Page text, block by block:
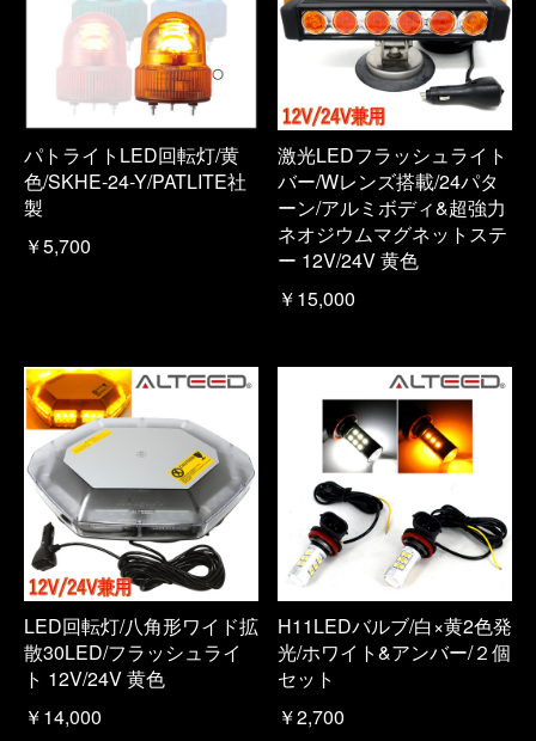
パトライトLED回転灯/黄
色/SKHE-24-Y/PATLITE社
製
￥5,700
激光LEDフラッシュライト
バー/Wレンズ搭載/24パタ
ーン/アルミボディ&超強力
ネオジウムマグネットステ
ー 12V/24V 黄色
￥15,000
LED回転灯/八角形ワイド拡
散30LED/フラッシュライ
ト 12V/24V 黄色
￥14,000
H11LEDバルブ/白×黄2色発
光/ホワイト&アンバー/２個
セット
￥2,700